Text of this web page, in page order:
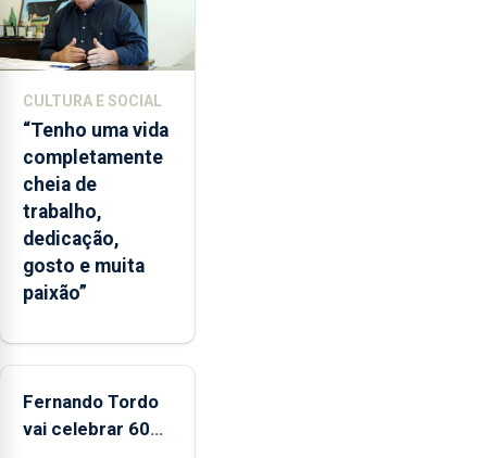
2022
e
2026.
ilha
das
Flores
apresenta
um
“decréscimo
significativo”
da
entre
e
2025
CULTURA E SOCIAL
“Tenho uma vida
completamente
cheia de
trabalho,
dedicação,
gosto e muita
paixão”
Fernando Tordo
vai celebrar 60